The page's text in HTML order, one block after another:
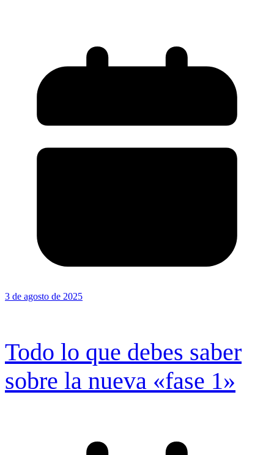
3 de agosto de 2025
Todo lo que debes saber
sobre la nueva «fase 1»